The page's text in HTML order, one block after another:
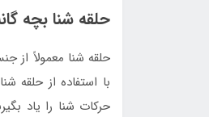
حلقه شنا بچه
با استفاده از حلقه
حرکات شنا را یاد